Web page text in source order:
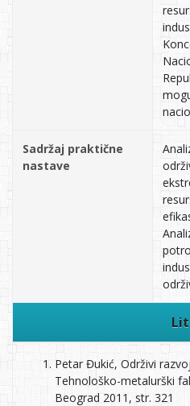
Sadržaj praktične
nastave
Petar Đukić, Održivi
Tehnološko-metalurški
Beograd 2011, str. 321